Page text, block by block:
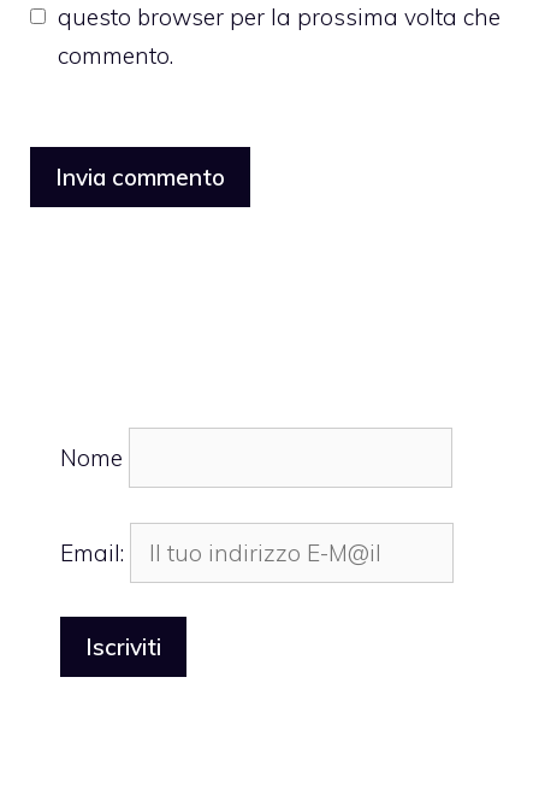
questo browser per la prossima volta che
commento.
Nome
Email: